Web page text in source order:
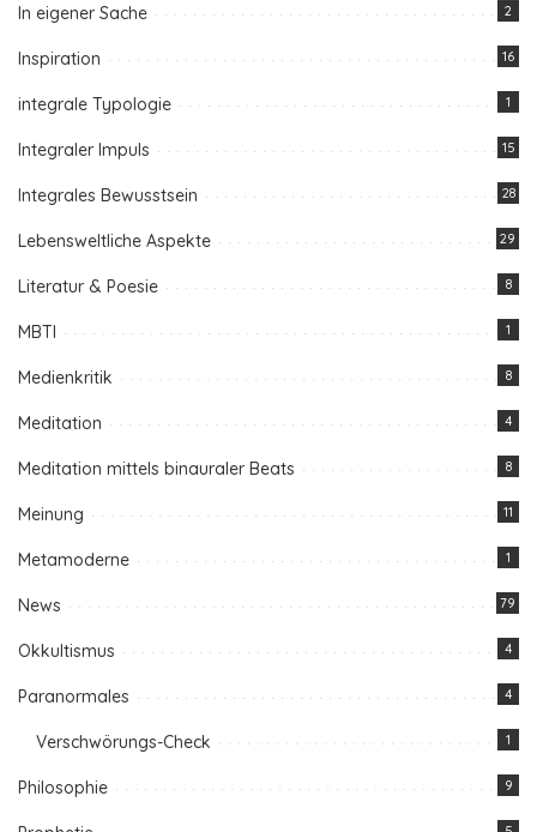
In eigener Sache 2
Inspiration 16
integrale Typologie 1
Integraler Impuls 15
Integrales Bewusstsein 28
Lebensweltliche Aspekte 29
Literatur & Poesie 8
MBTI 1
Medienkritik 8
Meditation 4
Meditation mittels binauraler Beats 8
Meinung 11
Metamoderne 1
News 79
Okkultismus 4
Paranormales 4
Verschwörungs-Check 1
Philosophie 9